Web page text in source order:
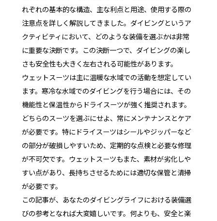
れぞれの基本的な構造、主な利点と用途、使用する際の
注意点を詳しく解説してきました。ダイビングというア
クティビティにおいて、どのような装備を選ぶかは非常
に重要な決断です。この決断一つで、ダイビングの楽し
さも安全性も大きく左右される可能性があります。
ウェットスーツは主に温暖な水域での活動を想定してい
ます。寒冷な水域でのダイビングを行う場合には、その
機能性と保温性からドライスーツが強く推奨されます。
どちらのスーツを選ぶにせよ、常にメンテナンスとケア
が必要です。特にドライスーツはシールやジッパーなど
の部分が破損しやすいため、定期的な点検と必要な修理
が不可欠です。ウェットスーツもまた、素材が劣化しや
すい点があり、長持ちさせるためには適切な保管と清掃
が必要です。
この記事が、あなたのダイビングライフにおける装備選
びの参考となれば大変嬉しいです。何よりも、安全と楽